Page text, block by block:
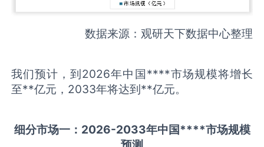
数据来源：观研天下数据中心整理
我们预计，到2026年中国****市场规模将增长
至**亿元，2033年将达到**亿元。
细分市场一： 2026-2033年中国****市场规模